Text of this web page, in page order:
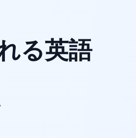
る英語